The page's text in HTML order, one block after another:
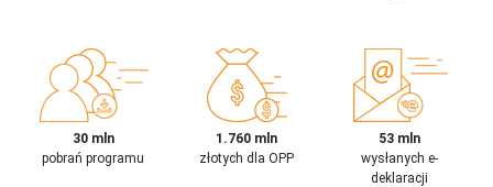
30 mln
pobrań programu
1.760 mln
złotych dla OPP
53 mln
wysłanych e-
deklaracji